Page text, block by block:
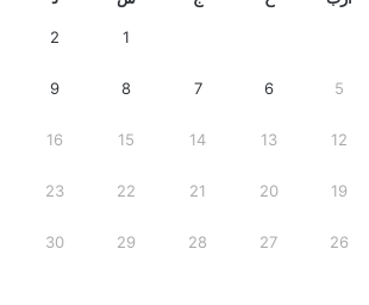
1
2
5
6
7
8
9
12
13
14
15
16
19
20
21
22
23
26
27
28
29
30